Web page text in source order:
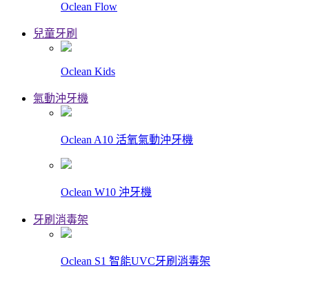
Oclean Flow
兒童牙刷
Oclean Kids
氣動沖牙機
Oclean A10 活氧氣動沖牙機
Oclean W10 沖牙機
牙刷消毒架
Oclean S1 智能UVC牙刷消毒架